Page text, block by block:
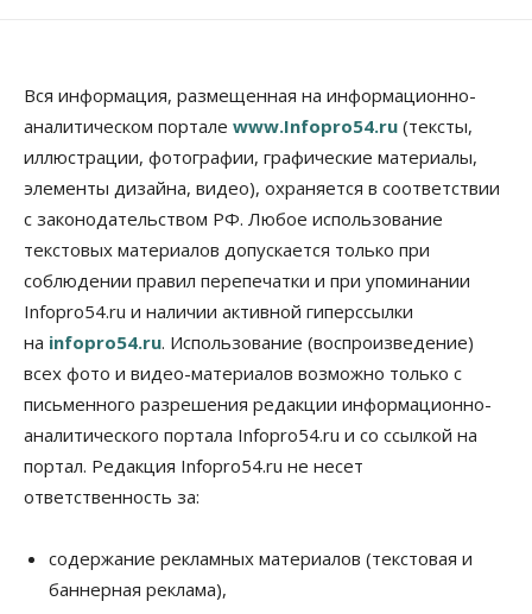
«бронировать» со школы
Авто Общество
Не катастрофа, а стресс-тест: эксперт
новосибирской сети СТО пояснил кому можно
заливать бензин Евро‑2
09 Августа 2026, 10:00
Бизнес
Работодатели Новосибирска заявили в центры
занятости почти 32 тысячи вакансий
09 Августа 2026, 09:00
Общество
Спрос на машино-места в
Новосибирской области вырос в полтора раза
К современному юридическому образованию в
России возникает много вопросов
08 Августа 2026, 17:00
Вся информация, размещенная на информационно-
аналитическом портале www.Infopro54.ru (тексты,
иллюстрации, фотографии, графические материалы,
элементы дизайна, видео), охраняется в соответствии
с законодательством РФ. Любое использование
текстовых материалов допускается только при
соблюдении правил перепечатки и при упоминании
Infopro54.ru и наличии активной гиперссылки
на infopro54.ru. Использование (воспроизведение)
всех фото и видео-материалов возможно только с
письменного разрешения редакции информационно-
аналитического портала Infopro54.ru и со ссылкой на
портал. Редакция Infopro54.ru не несет
ответственность за:
содержание рекламных материалов (текстовая и
баннерная реклама),